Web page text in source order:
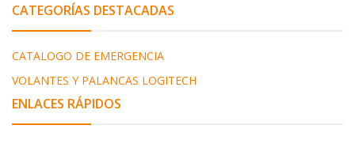
CATEGORÍAS DESTACADAS
CATALOGO DE EMERGENCIA
VOLANTES Y PALANCAS LOGITECH
ENLACES RÁPIDOS